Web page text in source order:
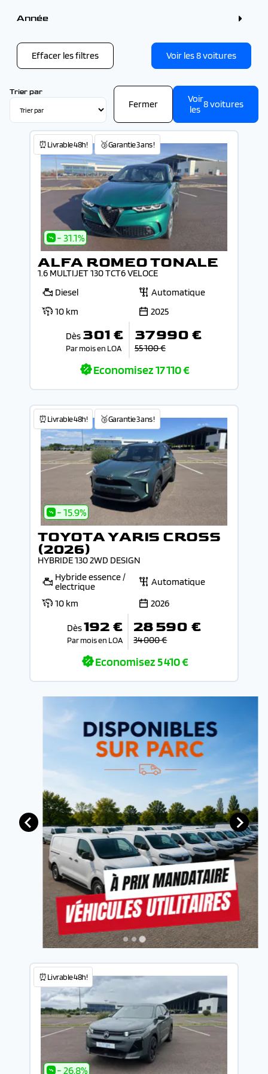
Gris (58)
Bleu (40)
Noir (27)
Rouge (9)
Vert (8)
Année
Effacer les filtres Voir les8voitures
Trier par
Fermer
Voir
les 8voitures
⏰Livrable 48h! 🥉Garantie 3 ans !
- 31.1%
ALFA ROMEO TONALE
1.6 MULTIJET 130 TCT6 VELOCE
Diesel
Automatique
10 km
2025
Dès 301 €
Par mois en LOA
37 990 €
55 100 €
Economisez17 110 €
⏰Livrable 48h! 🥉Garantie 3 ans !
- 15.9%
TOYOTA YARIS CROSS
(2026)
HYBRIDE 130 2WD DESIGN
Hybride essence /
electrique
Automatique
10 km
2026
Dès192 €
Par mois en LOA
28 590 €
34 000 €
Economisez5 410 €
⏰Livrable 48h!
- 26.8%